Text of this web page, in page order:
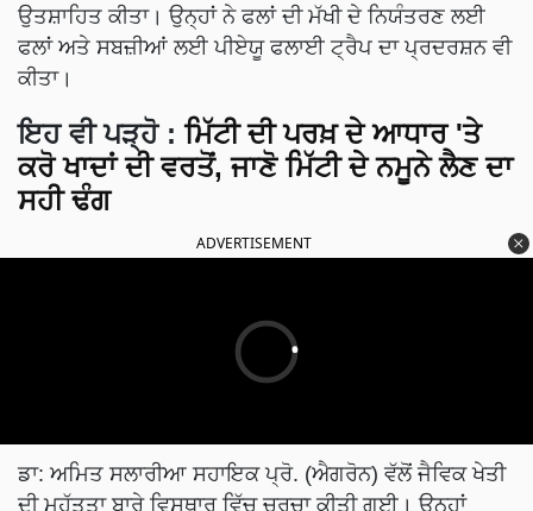
ਉਤਸ਼ਾਹਿਤ ਕੀਤਾ। ਉਨ੍ਹਾਂ ਨੇ ਫਲਾਂ ਦੀ ਮੱਖੀ ਦੇ ਨਿਯੰਤਰਣ ਲਈ
ਫਲਾਂ ਅਤੇ ਸਬਜ਼ੀਆਂ ਲਈ ਪੀਏਯੂ ਫਲਾਈ ਟ੍ਰੈਪ ਦਾ ਪ੍ਰਦਰਸ਼ਨ ਵੀ
ਕੀਤਾ।
ਇਹ ਵੀ ਪੜ੍ਹੋ : ਮਿੱਟੀ ਦੀ ਪਰਖ਼ ਦੇ ਆਧਾਰ 'ਤੇ
ਕਰੋ ਖਾਦਾਂ ਦੀ ਵਰਤੋਂ, ਜਾਣੋ ਮਿੱਟੀ ਦੇ ਨਮੂਨੇ ਲੈਣ ਦਾ
ਸਹੀ ਢੰਗ
ADVERTISEMENT
ਡਾ: ਅਮਿਤ ਸਲਾਰੀਆ ਸਹਾਇਕ ਪ੍ਰੋ. (ਐਗਰੋਨ) ਵੱਲੋਂ ਜੈਵਿਕ ਖੇਤੀ
ਦੀ ਮਹੱਤਤਾ ਬਾਰੇ ਵਿਸਥਾਰ ਵਿੱਚ ਚਰਚਾ ਕੀਤੀ ਗਈ। ਉਨ੍ਹਾਂ